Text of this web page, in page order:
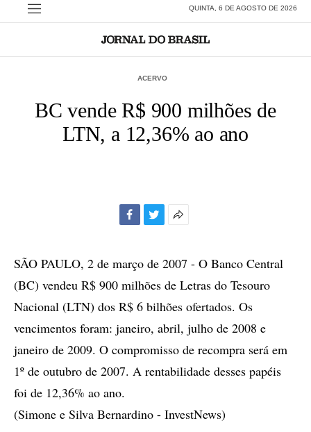
QUINTA, 6 DE AGOSTO DE 2026
ACERVO
BC vende R$ 900 milhões de
LTN, a 12,36% ao ano
compartilhamento
SÃO PAULO, 2 de março de 2007 - O Banco Central
(BC) vendeu R$ 900 milhões de Letras do Tesouro
Nacional (LTN) dos R$ 6 bilhões ofertados. Os
vencimentos foram: janeiro, abril, julho de 2008 e
janeiro de 2009. O compromisso de recompra será em
1º de outubro de 2007. A rentabilidade desses papéis
foi de 12,36% ao ano.
(Simone e Silva Bernardino - InvestNews)